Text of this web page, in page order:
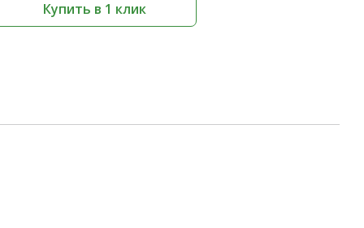
Купить в 1 клик